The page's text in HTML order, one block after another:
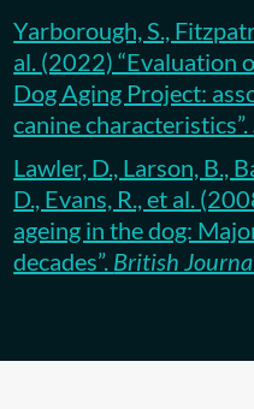
Yarborough, S.,
al. (2022) “Evaluation
Dog Aging Project:
canine characteristics”.
Lawler, D., Larson, B.,
D., Evans, R., et al.
ageing in the dog:
decades”. British